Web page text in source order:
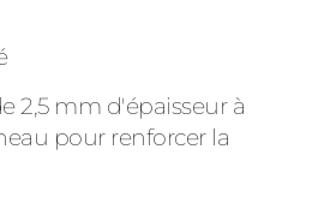
2,5 mm d'épaisseur à
pour renforcer la